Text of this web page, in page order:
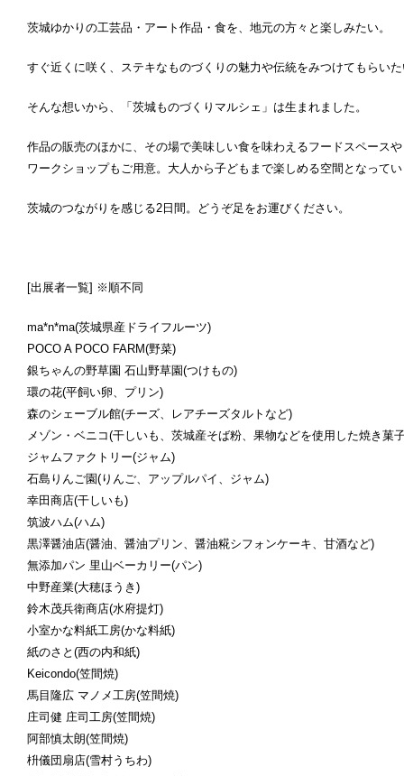
茨城ゆかりの工芸品・アート作品・食を、地元の方々と楽しみたい。
すぐ近くに咲く、ステキなものづくりの魅力や伝統をみつけてもらい
そんな想いから、「茨城ものづくりマルシェ」は生まれました。
作品の販売のほかに、その場で美味しい食を味わえるフードスペースや
ワークショップもご用意。大人から子どもまで楽しめる空間となって
茨城のつながりを感じる2日間。どうぞ足をお運びください。
[出展者一覧] ※順不同
ma*n*ma(茨城県産ドライフルーツ)
POCO A POCO FARM(野菜)
銀ちゃんの野草園 石山野草園(つけもの)
環の花(平飼い卵、プリン)
森のシェーブル館(チーズ、レアチーズタルトなど)
メゾン・ベニコ(干しいも、茨城産そば粉、果物などを使用した焼き菓
ジャムファクトリー(ジャム)
石島りんご園(りんご、アップルパイ、ジャム)
幸田商店(干しいも)
筑波ハム(ハム)
黒澤醤油店(醤油、醤油プリン、醤油糀シフォンケーキ、甘酒など)
無添加パン 里山ベーカリー(パン)
中野産業(大穂ほうき)
鈴木茂兵衛商店(水府提灯)
小室かな料紙工房(かな料紙)
紙のさと(西の内和紙)
Keicondo(笠間焼)
馬目隆広 マノメ工房(笠間焼)
庄司健 庄司工房(笠間焼)
阿部慎太朗(笠間焼)
枡儀団扇店(雪村うちわ)